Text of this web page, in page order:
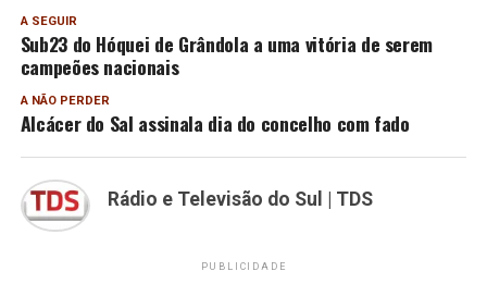
A SEGUIR
Sub23 do Hóquei de Grândola a uma vitória de serem
campeões nacionais
A NÃO PERDER
Alcácer do Sal assinala dia do concelho com fado
Rádio e Televisão do Sul | TDS
PUBLICIDADE